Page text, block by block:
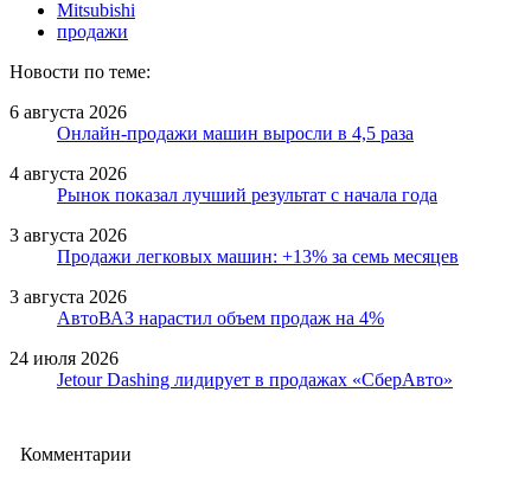
Mitsubishi
продажи
Новости по теме:
6 августа 2026
Онлайн-продажи машин выросли в 4,5 раза
4 августа 2026
Рынок показал лучший результат с начала года
3 августа 2026
Продажи легковых машин: +13% за семь месяцев
3 августа 2026
АвтоВАЗ нарастил объем продаж на 4%
24 июля 2026
Jetour Dashing лидирует в продажах «СберАвто»
Комментарии